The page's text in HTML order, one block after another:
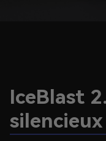
IceBlast
silencieux